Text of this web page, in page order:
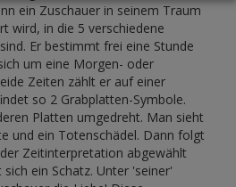
ein Zuschauer in seinem Traum
wird, in die 5 verschiedene
Er bestimmt frei eine Stunde
um eine Morgen- oder
Zeiten zählt er auf einer
so 2 Grabplatten-Symbole.
Platten umgedreht. Man sieht
und ein Totenschädel. Dann folgt
Zeitinterpretation abgewählt
ein Schatz. Unter 'seiner'